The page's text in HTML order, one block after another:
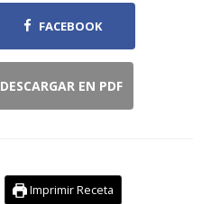
FACEBOOK
DESCARGAR EN PDF
Imprimir Receta